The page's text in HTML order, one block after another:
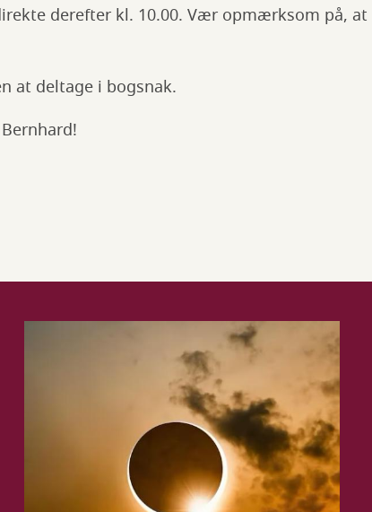
derefter kl. 10.00. Vær opmærksom på, at
at deltage i bogsnak.